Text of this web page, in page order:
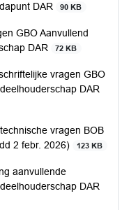
DAR
90 KB
GBO Aanvullend
DAR
72 KB
vragen GBO
DAR
vragen BOB
2 febr. 2026)
123 KB
aanvullende
DAR